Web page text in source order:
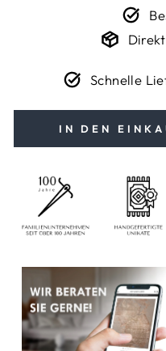
Schnelle
IN DEN